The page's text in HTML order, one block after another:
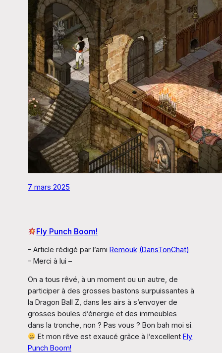
7 mars 2025
Fly Punch Boom!
– Article rédigé par l’ami Remouk (DansTonChat)
– Merci à lui –
On a tous rêvé, à un moment ou un autre, de
participer à des grosses bastons surpuissantes à
la Dragon Ball Z, dans les airs à s’envoyer de
grosses boules d’énergie et des immeubles
dans la tronche, non ? Pas vous ? Bon bah moi si.
Et mon rêve est exaucé grâce à l’excellentFly
Punch Boom!